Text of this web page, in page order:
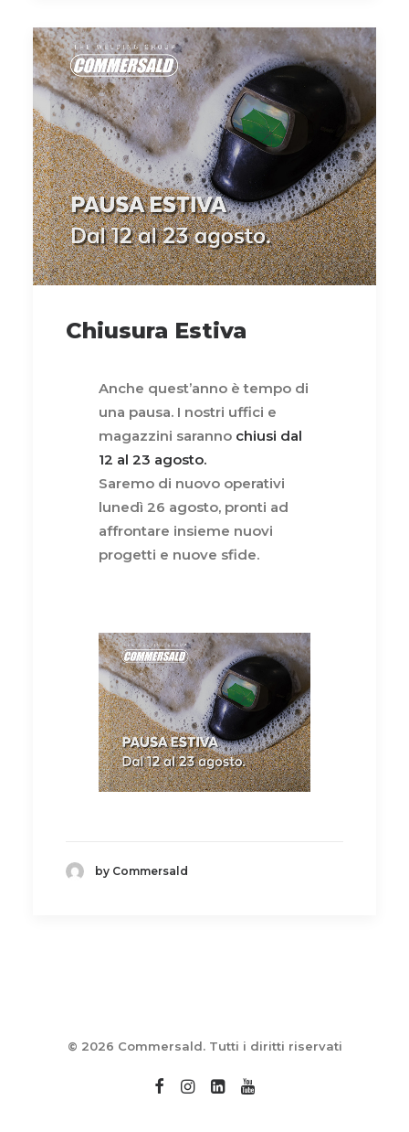
Chiusura Estiva
Anche quest’anno è tempo di
una pausa. I nostri uffici e
magazzini saranno chiusi dal
12 al 23 agosto.
Saremo di nuovo operativi
lunedì 26 agosto, pronti ad
affrontare insieme nuovi
progetti e nuove sfide.
by Commersald
© 2026 Commersald. Tutti i diritti riservati